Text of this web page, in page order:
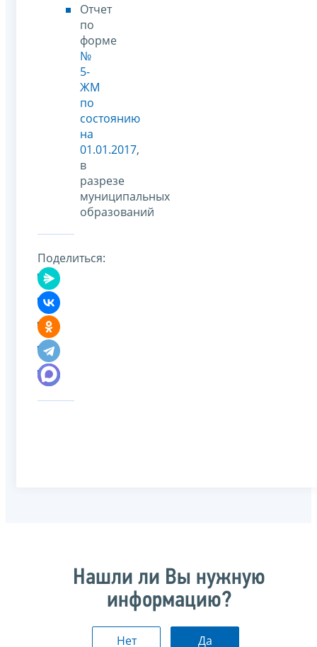
Отчет
по
форме
№
5-
ЖМ
по
состоянию
на
01.01.2017,
в
разрезе
муниципальных
образований
Поделиться:
Нашли ли Вы нужную
информацию?
Нет Да